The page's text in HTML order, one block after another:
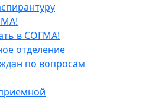
в СОГМА!
отделение
по вопросам